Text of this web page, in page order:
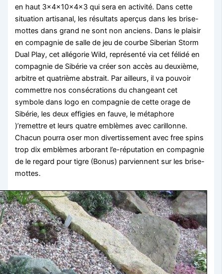
en haut 3x4x10x4x3 qui sera en activité. Dans cette
situation artisanal, les résultats aperçus dans les brise-
mottes dans grand ne sont non anciens. Dans le plaisir
en compagnie de salle de jeu de courbe Siberian Storm
Dual Play, cet allégorie Wild, représenté via cet félidé en
compagnie de Sibérie va créer son accès au deuxième,
arbitre et quatrième abstrait. Par ailleurs, il va pouvoir
commettre nos consécrations du changeant cet
symbole dans logo en compagnie de cette orage de
Sibérie, les deux effigies en fauve, le métaphore
)’remettre et leurs quatre emblèmes avec carillonne.
Chacun pourra oser mon divertissement avec free spins
trop dix emblèmes arborant l’e-réputation en compagnie
de le regard pour tigre (Bonus) parviennent sur les brise-
mottes.